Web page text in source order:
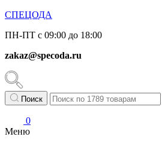
СПЕЦОДА
ПН-ПТ с 09:00 до 18:00
zakaz@specoda.ru
Поиск
0
Меню